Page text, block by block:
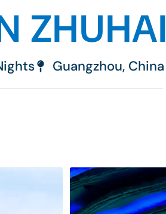
ZHUHAI
Guangzhou, China